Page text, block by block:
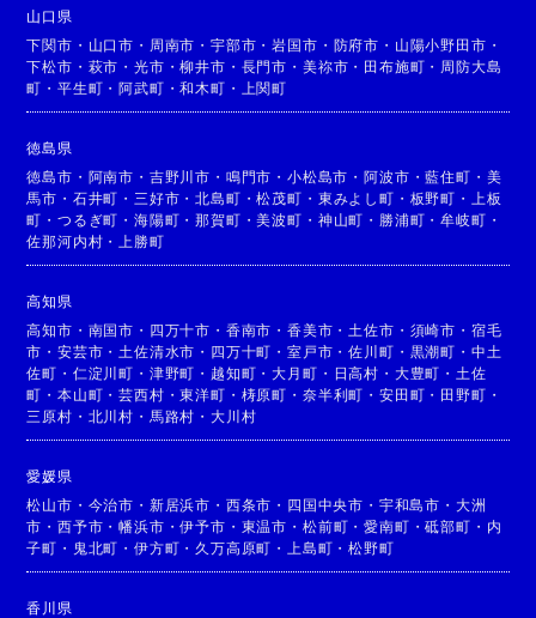
山口県
下関市 ・ 山口市 ・ 周南市 ・宇部市 ・岩国市 ・ 防府市 ・ 山陽小野田市 ・
下松市 ・ 萩市 ・光市 ・柳井市 ・ 長門市 ・ 美祢市 ・ 田布施町 ・ 周防大島
町 ・平生町 ・阿武町 ・和木町 ・ 上関町
徳島県
徳島市 ・ 阿南市 ・ 吉野川市 ・ 鳴門市 ・小松島市 ・阿波市 ・藍住町 ・ 美
馬市 ・ 石井町 ・ 三好市 ・北島町 ・松茂町 ・ 東みよし町 ・ 板野町 ・
上板
町 ・つるぎ町 ・海陽町 ・那賀町 ・美波町 ・ 神山町 ・ 勝浦町 ・牟岐町 ・
佐那河内村 ・ 上勝町
高知県
高知市 ・ 南国市 ・ 四万十市 ・ 香南市 ・香美市 ・ 土佐市 ・ 須崎市 ・ 宿毛
市 ・安芸市 ・ 土佐清水市 ・ 四万十町 ・室戸市 ・佐川町 ・ 黒潮町 ・ 中土
佐町 ・ 仁淀川町 ・ 津野町 ・ 越知町 ・大月町 ・ 日高村 ・ 大豊町 ・ 土佐
町 ・本山町 ・芸西村 ・東洋町 ・ 梼原町 ・ 奈半利町 ・ 安田町 ・ 田野町 ・
三原村 ・ 北川村 ・ 馬路村 ・大川村
愛媛県
松山市 ・ 今治市 ・ 新居浜市 ・ 西条市 ・ 四国中央市 ・ 宇和島市 ・ 大洲
市 ・西予市 ・幡浜市 ・伊予市 ・ 東温市 ・ 松前町 ・愛南町 ・砥部町 ・ 内
子町 ・ 鬼北町 ・伊方町 ・ 久万高原町 ・ 上島町 ・松野町
香川県